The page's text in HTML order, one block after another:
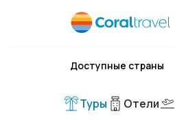
Доступные страны
Туры Отели